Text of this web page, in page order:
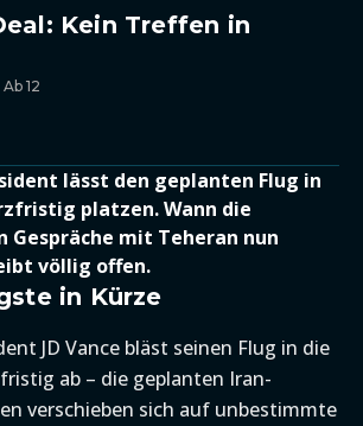
Kein Treffen in
12
lässt den geplanten Flug in
platzen. Wann die
Gespräche mit Teheran nun
völlig offen.
in Kürze
JD Vance bläst seinen Flug in die
ab – die geplanten Iran-
verschieben sich auf unbestimmte